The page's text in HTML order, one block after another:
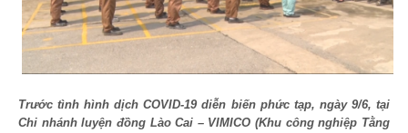
Trước tình hình dịch COVID-19 diễn biến phức tạp, ngày 9/6, tại
Chi nhánh luyện đồng Lào Cai – VIMICO (Khu công nghiệp Tằng